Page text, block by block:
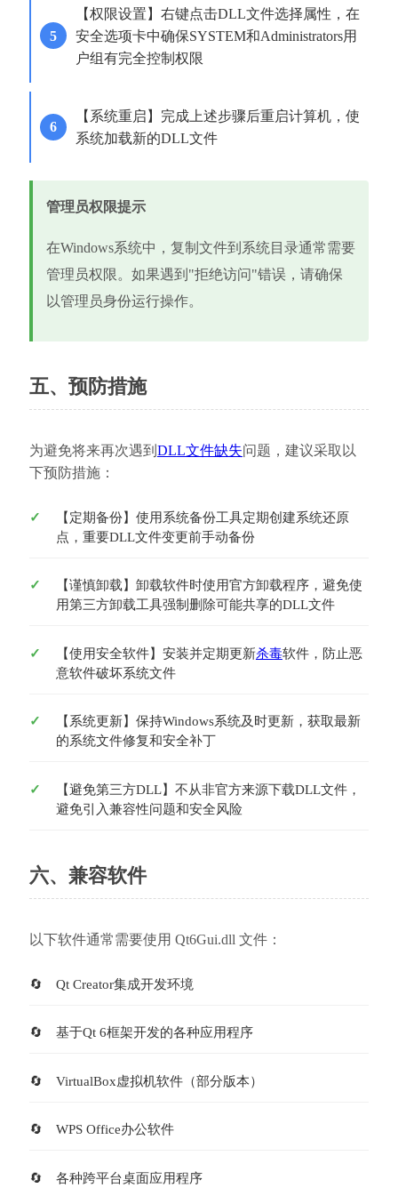
【权限设置】右键点击DLL文件选择属性，在
安全选项卡中确保SYSTEM和Administrators用
户组有完全控制权限
【系统重启】完成上述步骤后重启计算机，使
系统加载新的DLL文件
管理员权限提示
在Windows系统中，复制文件到系统目录通常需要
管理员权限。如果遇到"拒绝访问"错误，请确保
以管理员身份运行操作。
五、预防措施
为避免将来再次遇到 DLL文件缺失问题，建议采取以
下预防措施：
【定期备份】使用系统备份工具定期创建系统还原
点，重要DLL文件变更前手动备份
【谨慎卸载】卸载软件时使用官方卸载程序，避免使
用第三方卸载工具强制删除可能共享的DLL文件
【使用安全软件】安装并定期更新杀毒软件，防止恶
意软件破坏系统文件
【系统更新】保持Windows系统及时更新，获取最新
的系统文件修复和安全补丁
【避免第三方DLL】不从非官方来源下载DLL文件，
避免引入兼容性问题和安全风险
六、兼容软件
以下软件通常需要使用 Qt6Gui.dll 文件：
Qt Creator集成开发环境
基于Qt 6框架开发的各种应用程序
VirtualBox虚拟机软件（部分版本）
WPS Office办公软件
各种跨平台桌面应用程序